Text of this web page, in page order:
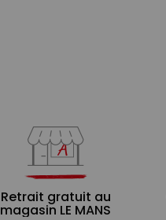
Retrait gratuit au
magasin LE MANS